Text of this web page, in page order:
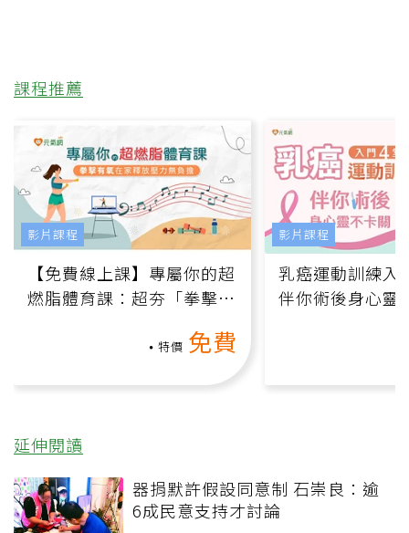
課程推薦
【免費線上課】專屬你的超
燃脂體育課：超夯「拳擊有
特價 免費
影片課程
乳癌運動訓練入
伴你術後身心靈
影片課程
延伸閱讀
器捐默許假設同意制 石崇良：逾
6成民意支持才討論